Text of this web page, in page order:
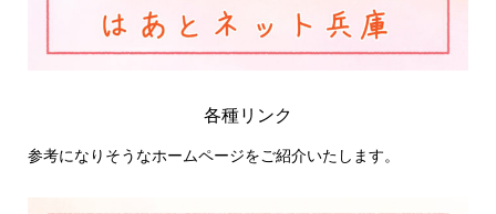
各種リンク
参考になりそうなホームページをご紹介いたします。